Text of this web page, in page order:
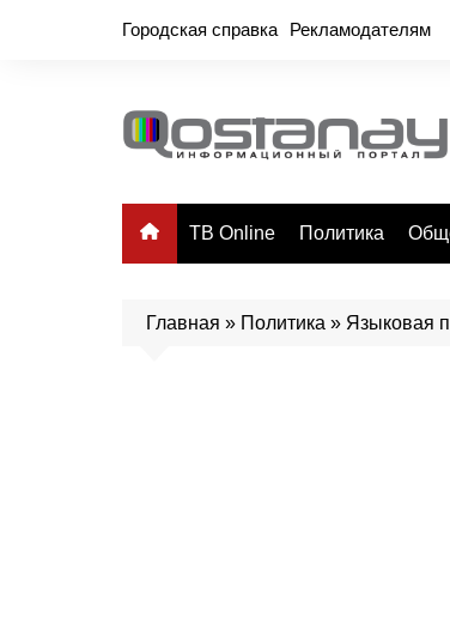
Городская справка Рекламодателям
ТВ Online Политика
Главная » Политика » Языковая